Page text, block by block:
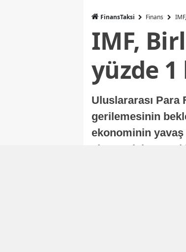
FinansTaksi Finans
IMF,
yüzde
Uluslararası Para
gerilemesinin
ekonominin
ekonomisi,